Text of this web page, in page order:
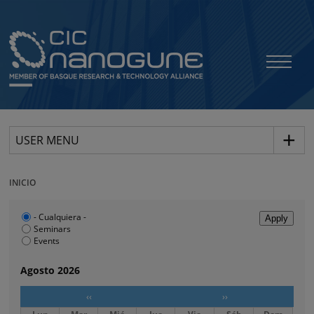
USER MENU
INICIO
Agosto 2026
‹‹ ››
- Cualquiera -
Seminars
Events